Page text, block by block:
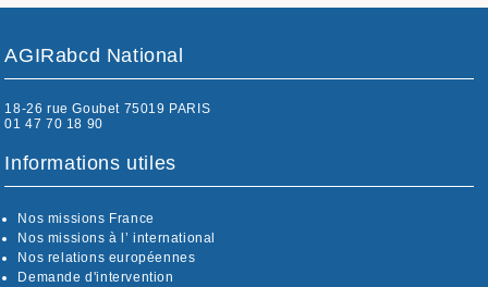
AGIRabcd National
18-26 rue Goubet 75019 PARIS
01 47 70 18 90
Informations utiles
Nos missions France
Nos missions à l’ international
Nos relations européennes
Demande d'intervention